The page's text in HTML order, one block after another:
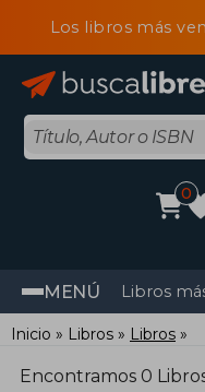
Los libros más
0
MENÚ Libros
Inicio Libros Libros
Encontramos 0